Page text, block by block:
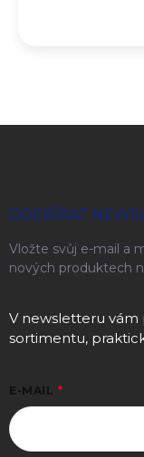
ODEBÍRAT
Vložte svůj e-mail a
nových produktech
V newsletteru vám
sortimentu,
E-MAIL